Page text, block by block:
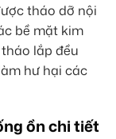
tháo dỡ nội
bề mặt kim
lắp đều
hư hại các
ồn chi tiết